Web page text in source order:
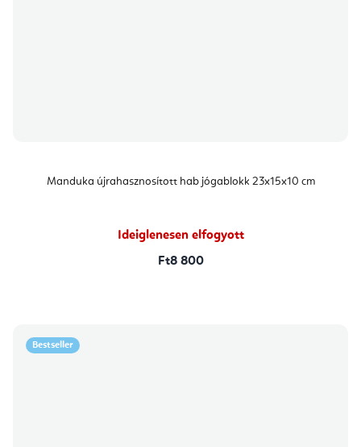
Manduka újrahasznosított hab jógablokk 23x15x10 cm
Ideiglenesen elfogyott
Ft8 800
Bestseller